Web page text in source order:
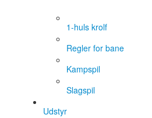
1-huls krolf
Regler for bane
Kampspil
Slagspil
Udstyr